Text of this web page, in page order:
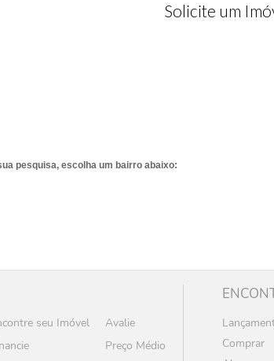
Solicite um
pesquisa, escolha um bairro abaixo:
seu Imóvel
Avalie
Preço Médio
Comprar